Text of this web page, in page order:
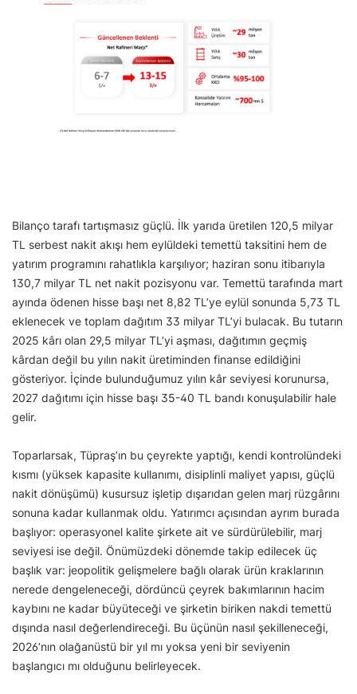
Bilanço tarafı tartışmasız güçlü. İlk yarıda üretilen 120,5 milyar
TL serbest nakit akışı hem eylüldeki temettü taksitini hem de
yatırım programını rahatlıkla karşılıyor; haziran sonu itibarıyla
130,7 milyar TL net nakit pozisyonu var. Temettü tarafında mart
ayında ödenen hisse başı net 8,82 TL’ye eylül sonunda 5,73 TL
eklenecek ve toplam dağıtım 33 milyar TL’yi bulacak. Bu tutarın
2025 kârı olan 29,5 milyar TL’yi aşması, dağıtımın geçmiş
kârdan değil bu yılın nakit üretiminden finanse edildiğini
gösteriyor. İçinde bulunduğumuz yılın kâr seviyesi korunursa,
2027 dağıtımı için hisse başı 35-40 TL bandı konuşulabilir hale
gelir.
Toparlarsak, Tüpraş’ın bu çeyrekte yaptığı, kendi kontrolündeki
kısmı (yüksek kapasite kullanımı, disiplinli maliyet yapısı, güçlü
nakit dönüşümü) kusursuz işletip dışarıdan gelen marj rüzgârını
sonuna kadar kullanmak oldu. Yatırımcı açısından ayrım burada
başlıyor: operasyonel kalite şirkete ait ve sürdürülebilir, marj
seviyesi ise değil. Önümüzdeki dönemde takip edilecek üç
başlık var: jeopolitik gelişmelere bağlı olarak ürün kraklarının
nerede dengeleneceği, dördüncü çeyrek bakımlarının hacim
kaybını ne kadar büyüteceği ve şirketin biriken nakdi temettü
dışında nasıl değerlendireceği. Bu üçünün nasıl şekilleneceği,
2026’nın olağanüstü bir yıl mı yoksa yeni bir seviyenin
başlangıcı mı olduğunu belirleyecek.